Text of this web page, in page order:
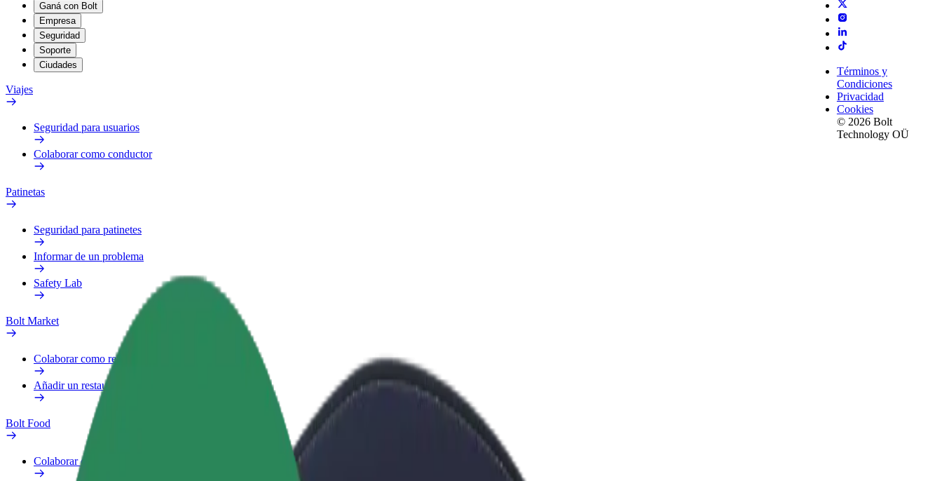
Ganá con Bolt
Empresa
Seguridad
Soporte
Ciudades
Viajes
Seguridad para usuarios
Colaborar como conductor
Patinetas
Seguridad para patinetes
Informar de un problema
Safety Lab
Bolt Market
Colaborar como repartidor
Añadir un restaurante o tienda
Bolt Food
Colaborar como repartidor
Términos y
Condiciones
Privacidad
Cookies
© 2026 Bolt
Technology OÜ